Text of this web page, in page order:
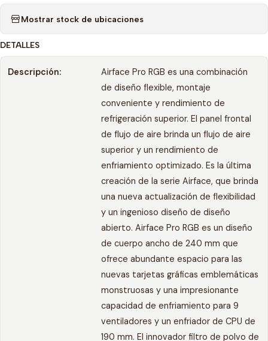
Mostrar stock de ubicaciones
DETALLES
Descripción:
Airface Pro RGB es una combinación
de diseño flexible, montaje
conveniente y rendimiento de
refrigeración superior. El panel frontal
de flujo de aire brinda un flujo de aire
superior y un rendimiento de
enfriamiento optimizado. Es la última
creación de la serie Airface, que brinda
una nueva actualización de flexibilidad
y un ingenioso diseño de diseño
abierto. Airface Pro RGB es un diseño
de cuerpo ancho de 240 mm que
ofrece abundante espacio para las
nuevas tarjetas gráficas emblemáticas
monstruosas y una impresionante
capacidad de enfriamiento para 9
ventiladores y un enfriador de CPU de
190 mm. El innovador filtro de polvo de